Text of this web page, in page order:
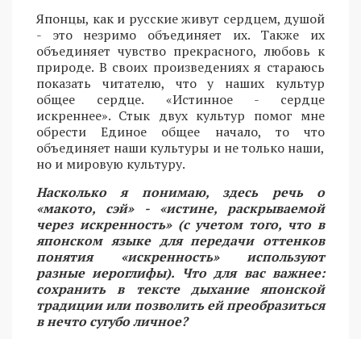
Японцы, как и русские живут сердцем, душой
- это незримо объединяет их. Также их
объединяет чувство прекрасного, любовь к
природе. В своих произведениях я стараюсь
показать читателю, что у наших культур
общее сердце. «Истинное - сердце
искреннее». Стык двух культур помог мне
обрести Единое общее начало, то что
объединяет наши культуры и не только наши,
но и мировую культуру.
Насколько я понимаю, здесь речь о
«макото, сэй» - «истине, раскрываемой
через искренность» (с учетом того, что в
японском языке для передачи оттенков
понятия «искренность» используют
разные иероглифы). Что для вас важнее:
сохранить в тексте дыхание японской
традиции или позволить ей преобразиться
в нечто сугубо личное?